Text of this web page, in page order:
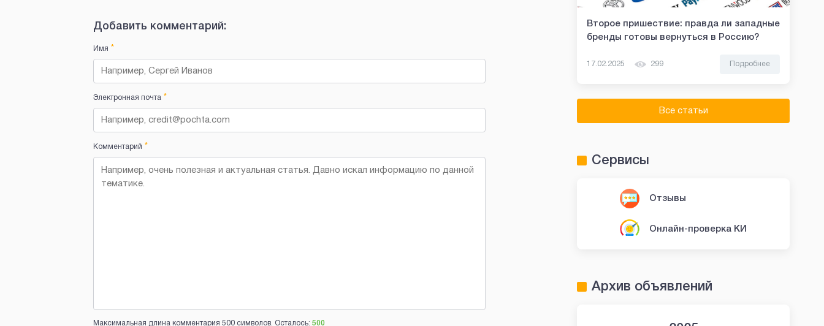
Добавить комментарий:
Имя *
Электронная почта*
Комментарий *
Максимальная длина комментария 500 символов. Осталось: 500
Второе пришествие: правда ли западные
бренды готовы вернуться в Россию?
17.02.2025 299 Подробнее
Все статьи
Сервисы
Отзывы
Онлайн-проверка КИ
Архив объявлений